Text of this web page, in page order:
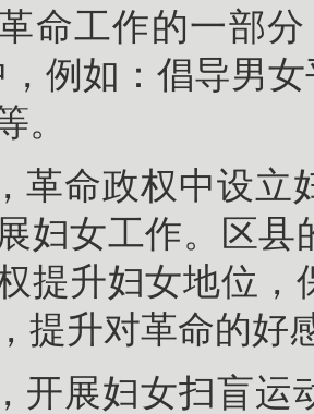
命工作的一部
，例如：倡导男
。
革命政权中设立
妇女工作。区
提升妇女地位
提升对革命的好
开展妇女扫盲运